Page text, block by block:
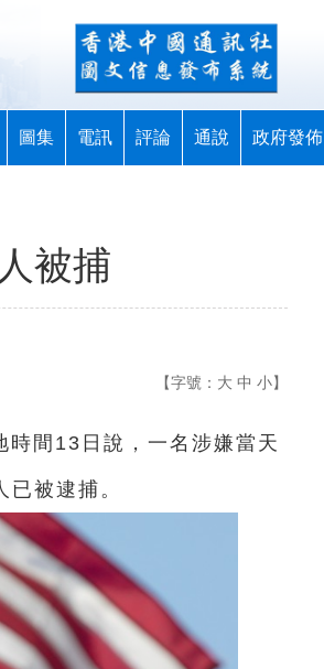
圖集 電訊 評論 通說 政府發佈
被捕
【字號： 大 中 小】
間13日說，一名涉嫌當天
被逮捕。